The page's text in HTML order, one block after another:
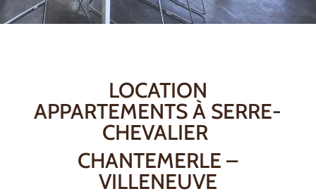
LOCATION
APPARTEMENTS À SERRE-
CHEVALIER
CHANTEMERLE –
VILLENEUVE